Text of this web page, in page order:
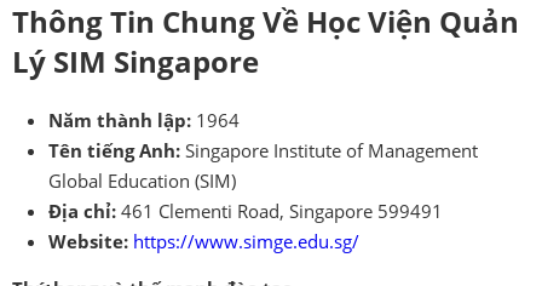
Thông Tin Chung Về Học Viện Quản
Lý SIM Singapore
Năm thành lập: 1964
Tên tiếng Anh: Singapore Institute of Management
Global Education (SIM)
Địa chỉ: 461 Clementi Road, Singapore 599491
Website: https://www.simge.edu.sg/